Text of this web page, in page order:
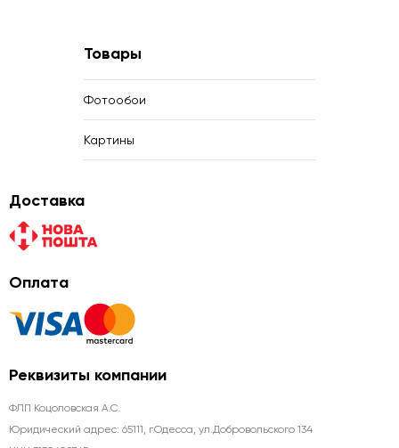
Товары
Фотообои
Картины
Доставка
Оплата
Реквизиты компании
ФЛП Коцоловская А.С.
Юридический адрес: 65111, г.Одесса, ул.Добровольского 134